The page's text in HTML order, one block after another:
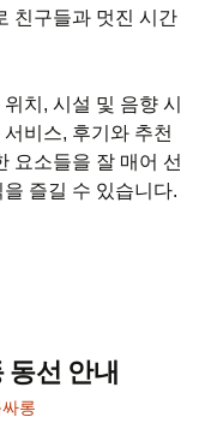
친구들과 멋진 시간
치, 시설 및 음향 시
비스, 후기와 추천
요소들을 잘 매어 선
즐길 수 있습니다.
동선 안내
롱